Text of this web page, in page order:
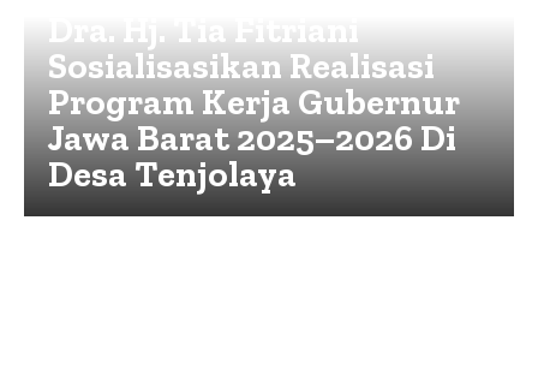
Dra. Hj. Tia Fitriani
Sosialisasikan Realisasi
Program Kerja Gubernur
Jawa Barat 2025–2026 Di
Desa Tenjolaya